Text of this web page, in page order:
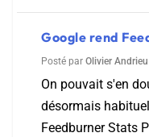
Google rend
Posté par Olivier Andrieu
On pouvait s'en
désormais
Feedburner Stats